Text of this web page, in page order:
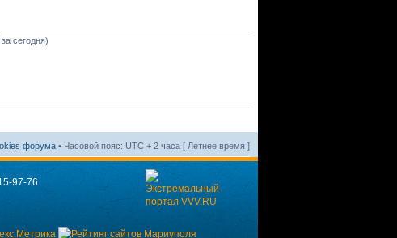
сегодня)
форума • Часовой пояс: UTC + 2 часа [ Летнее время ]
97-76